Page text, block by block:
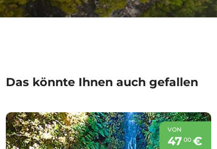
Das könnte Ihnen auch gefallen
VON
47 00€